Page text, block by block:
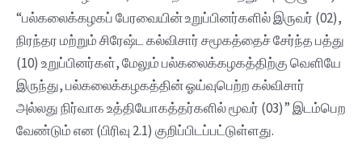
“பல்கலைக்கழகப் பேரவையின் உறுப்பினர்களில் இருவர் (02),
நிரந்தர மற்றும் சிரேஷ்ட கல்விசார் சமூகத்தைச் சேர்ந்த பத்து
(10) உறுப்பினர்கள், மேலும் பல்கலைக்கழகத்திற்கு வெளியே
இருந்து, பல்கலைக்கழகத்தின் ஓய்வுபெற்ற கல்விசார்
அல்லது நிர்வாக உத்தியோகத்தர்களில் மூவர் (03)” இடம்பெற
வேண்டும் என (பிரிவு 2.1) குறிப்பிடப்பட்டுள்ளது.